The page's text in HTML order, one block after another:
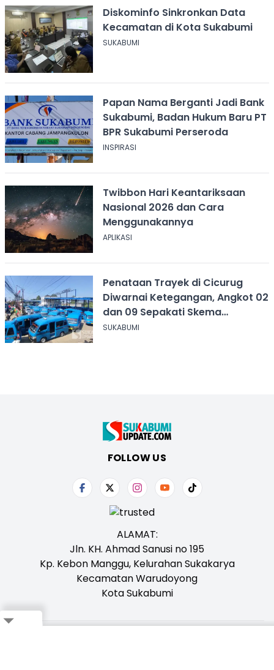
Diskominfo Sinkronkan Data
Kecamatan di Kota Sukabumi
SUKABUMI
Papan Nama Berganti Jadi Bank
Sukabumi, Badan Hukum Baru PT
BPR Sukabumi Perseroda
INSPIRASI
Twibbon Hari Keantariksaan
Nasional 2026 dan Cara
Menggunakannya
APLIKASI
Penataan Trayek di Cicurug
Diwarnai Ketegangan, Angkot 02
dan 09 Sepakati Skema
Sementara
SUKABUMI
FOLLOW US
ALAMAT:
Jln. KH. Ahmad Sanusi no 195
Kp. Kebon Manggu, Kelurahan Sukakarya
Kecamatan Warudoyong
Kota Sukabumi